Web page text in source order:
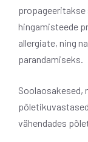
propageeritakse
hingamisteede
allergiate, ning
parandamiseks.
Soolaosakesed,
vähendades